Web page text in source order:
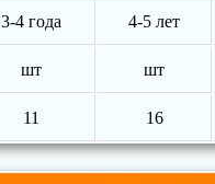
3-4 года 4-5 лет
шт шт
11 16